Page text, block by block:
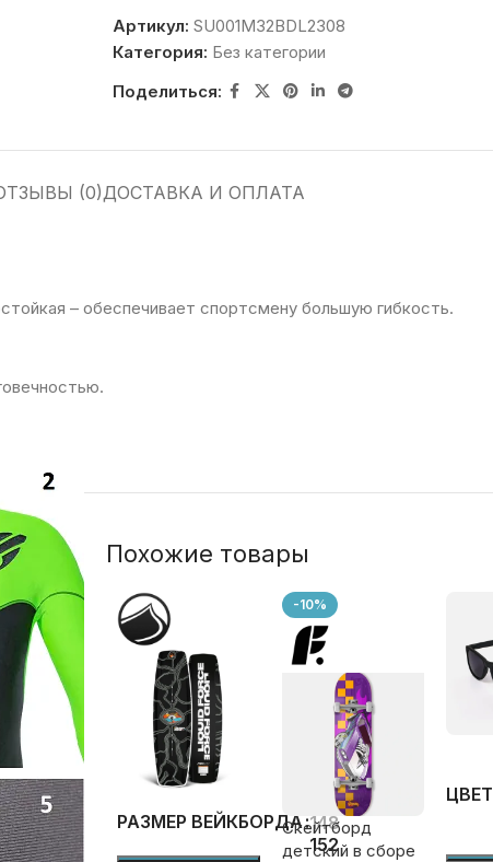
Артикул: SU001M32BDL2308
Категория: Без категории
Поделиться:
(0)ДОСТАВКА И ОПЛАТА
– обеспечивает спортсмену большую гибкость.
Похожие товары
РАЗМЕР ВЕЙКБОРДА
144
148
152
-10%
Скейтборд
детский в сборе
ЦВЕТ